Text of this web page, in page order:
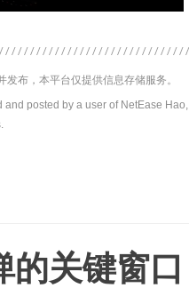
布，本平台仅提供信息存储服务。
posted by a user of NetEase Hao,
关键窗口